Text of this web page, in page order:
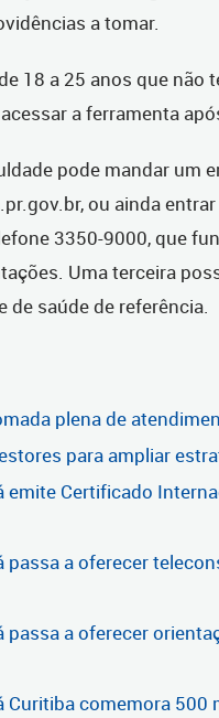
a tomar.
18 a 25 anos que não
a ferramenta
pode mandar um
ou ainda
3350-9000, que
Uma terceira
de saúde de referência.
plena de
para ampliar
emite Certificado
passa a oferecer
passa a oferecer
Curitiba comemora